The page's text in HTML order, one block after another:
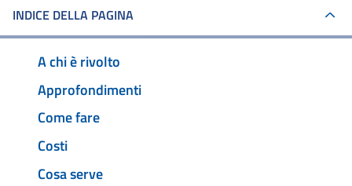
INDICE DELLA PAGINA
A chi è rivolto
Approfondimenti
Come fare
Costi
Cosa serve